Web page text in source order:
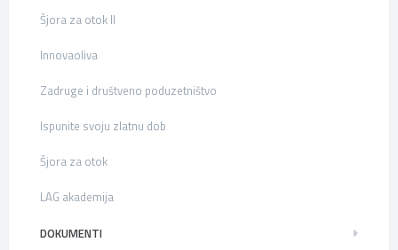
Šjora za otok II
Innovaoliva
Zadruge i društveno poduzetništvo
Ispunite svoju zlatnu dob
Šjora za otok
LAG akademija
DOKUMENTI